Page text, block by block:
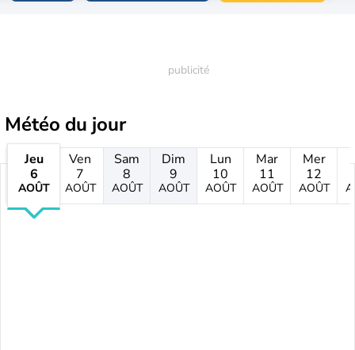
Météo du jour
Jeu
6
AOÛT
Ven
7
AOÛT
Sam
8
AOÛT
Dim
9
AOÛT
Lun
10
AOÛT
Mar
11
AOÛT
Mer
12
AOÛT